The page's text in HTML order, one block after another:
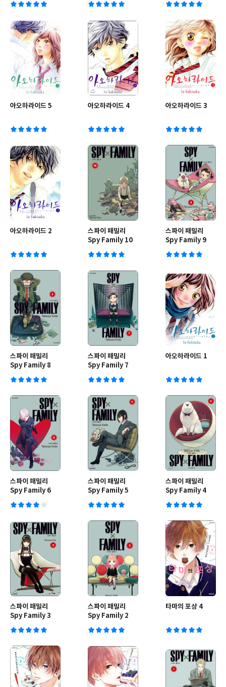
아오하라이드 5 아오하라이드 4 아오하라이드 3
아오하라이드 2
스파이 패밀리
Spy Family 10
스파이 패밀리
Spy Family 9
스파이 패밀리
Spy Family 8
스파이 패밀리
Spy Family 7
아오하라이드 1
스파이 패밀리
Spy Family 6
스파이 패밀리
Spy Family 5
스파이 패밀리
Spy Family 4
스파이 패밀리
Spy Family 3
스파이 패밀리
Spy Family 2
타마의 포상 4